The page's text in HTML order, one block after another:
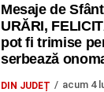
Mesaje de
URĂRI,
pot fi trimise
serbează
DIN JUDEȚ acum 4